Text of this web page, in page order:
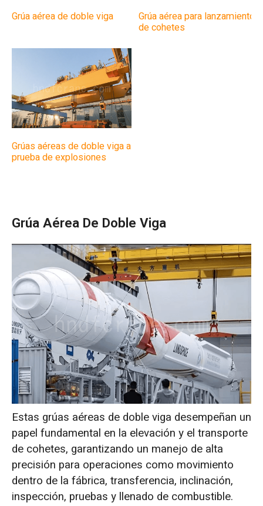
Grúa aérea de doble viga Grúa aérea para lanzamiento
de cohetes
Grúas aéreas de doble viga a
prueba de explosiones
Grúa Aérea De Doble Viga
Estas grúas aéreas de doble viga desempeñan un
papel fundamental en la elevación y el transporte
de cohetes, garantizando un manejo de alta
precisión para operaciones como movimiento
dentro de la fábrica, transferencia, inclinación,
inspección, pruebas y llenado de combustible.